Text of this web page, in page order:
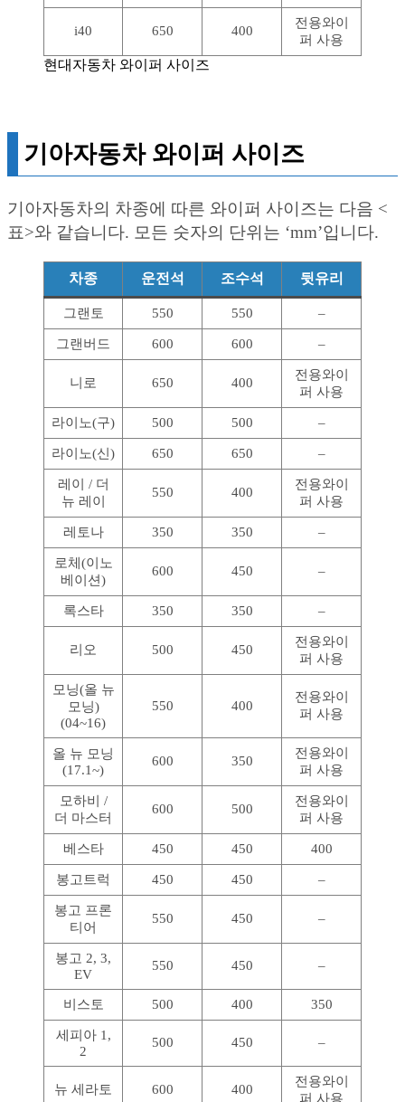
i40 650 400
전용와이
퍼 사용
현대자동차 와이퍼 사이즈
기아자동차 와이퍼 사이즈
기아자동차의 차종에 따른 와이퍼 사이즈는 다음 <
표>와 같습니다. 모든 숫자의 단위는 ‘mm’입니다.
차종 운전석 조수석 뒷유리
그랜토 550 550 –
그랜버드 600 600 –
니로 650 400
전용와이
퍼 사용
라이노(구) 500 500 –
라이노(신) 650 650 –
레이 / 더
뉴 레이
550 400
전용와이
퍼 사용
레토나 350 350 –
로체(이노
베이션)
600 450 –
록스타 350 350 –
리오 500 450
전용와이
퍼 사용
모닝(올 뉴
모닝)
(04~16)
550 400
전용와이
퍼 사용
올 뉴 모닝
(17.1~)
600 350
전용와이
퍼 사용
모하비 /
더 마스터
600 500
전용와이
퍼 사용
베스타 450 450 400
봉고트럭 450 450 –
봉고 프론
티어
550 450 –
봉고 2, 3,
EV
550 450 –
비스토 500 400 350
세피아 1,
2
500 450 –
뉴 세라토 600 400
전용와이
퍼 사용